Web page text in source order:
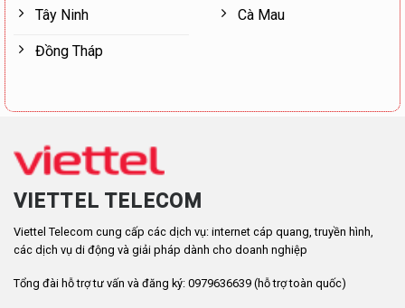
Tây Ninh
Đồng Tháp
Cà Mau
VIETTEL TELECOM
Viettel Telecom cung cấp các dịch vụ: internet cáp quang, truyền hình,
các dịch vụ di động và giải pháp dành cho doanh nghiệp
Tổng đài hỗ trợ tư vấn và đăng ký: 0979636639 (hỗ trợ toàn quốc)